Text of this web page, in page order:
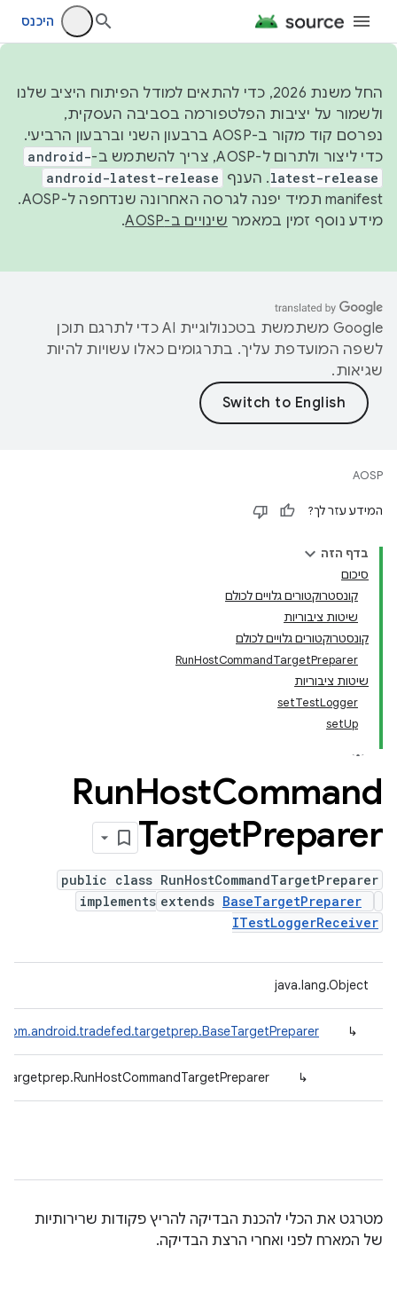
היכנס
החל משנת 2026, כדי להתאים למודל הפיתוח היציב שלנו
ולשמור על יציבות הפלטפורמה בסביבה העסקית,
נפרסם קוד מקור ב-AOSP ברבעון השני וברבעון הרביעי.
כדי ליצור ולתרום ל-AOSP, צריך להשתמש ב-
android-
latest-release. הענף android-latest-release
manifest תמיד יפנה לגרסה האחרונה שנדחפה ל-AOSP.
מידע נוסף זמין במאמר שינויים ב-AOSP .
‫Google משתמשת בטכנולוגיית AI כדי לתרגם תוכן
לשפה המועדפת עליך. בתרגומים כאלו עשויות להיות
שגיאות.
AOSP
המידע עזר לך?
בדף הזה
סיכום
קונסטרוקטורים גלויים לכולם
שיטות ציבוריות
קונסטרוקטורים גלויים לכולם
RunHostCommandTargetPreparer
שיטות ציבוריות
setTestLogger
setUp
RunHostCommand
TargetPreparer
public class RunHostCommandTargetPreparer
extends BaseTargetPreparer
implements
ITestLoggerReceiver
java.lang.Object
↳
com.android.tradefed.targetprep.BaseTargetPreparer
↳
מטרגט את הכלי להכנת הבדיקה להריץ פקודות שרירותיות
של המארח לפני ואחרי הרצת הבדיקה.